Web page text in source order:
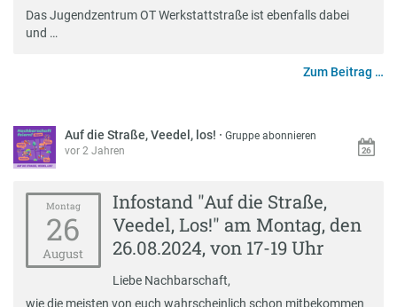
Das Jugendzentrum OT Werkstattstraße ist ebenfalls dabei
und …
Zum Beitrag …
Auf die Straße, Veedel, los! ·Gruppe abonnieren
vor 2 Jahren
Montag
26
August
Infostand "Auf die Straße,
Veedel, Los!" am Montag, den
26.08.2024, von 17-19 Uhr
Liebe Nachbarschaft,
wie die meisten von euch wahrscheinlich schon mitbekommen